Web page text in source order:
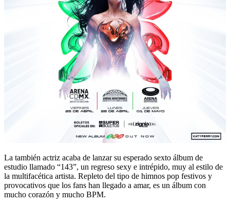
La también actriz acaba de lanzar su esperado sexto álbum de
estudio llamado “143”, un regreso sexy e intrépido, muy al estilo de
la multifacética artista. Repleto del tipo de himnos pop festivos y
provocativos que los fans han llegado a amar, es un álbum con
mucho corazón y mucho BPM.